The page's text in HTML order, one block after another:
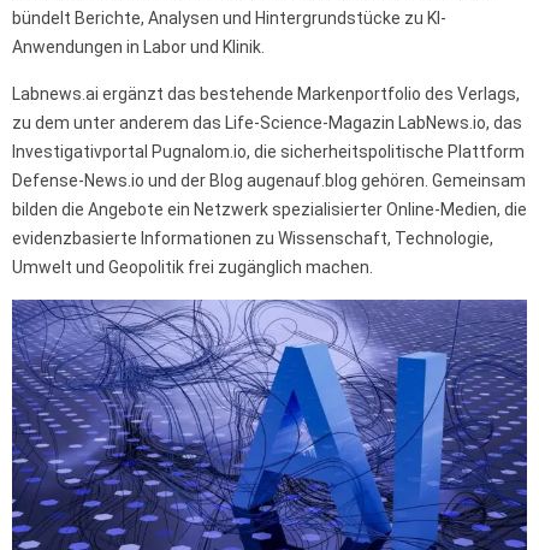
bündelt Berichte, Analysen und Hintergrundstücke zu KI-
Anwendungen in Labor und Klinik.
Labnews.ai ergänzt das bestehende Markenportfolio des Verlags,
zu dem unter anderem das Life-Science-Magazin LabNews.io, das
Investigativportal Pugnalom.io, die sicherheitspolitische Plattform
Defense-News.io und der Blog augenauf.blog gehören. Gemeinsam
bilden die Angebote ein Netzwerk spezialisierter Online-Medien, die
evidenzbasierte Informationen zu Wissenschaft, Technologie,
Umwelt und Geopolitik frei zugänglich machen.